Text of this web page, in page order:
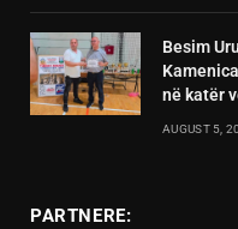
Besim
në katër
AUGUST 5,
PARTNERE: